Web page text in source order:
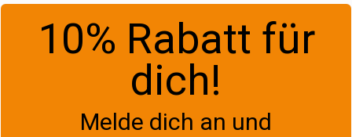
10% Rabatt für
dich!
Melde dich an und